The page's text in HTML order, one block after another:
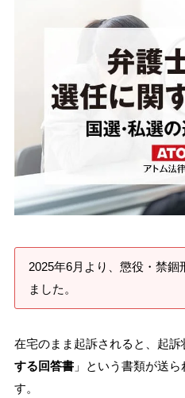
でお困りの方
刑事事件の無料相談
接見・面会を弁護士に
刑事事件を示談で解
アトムについて知りたい
弁護士費用
2025年6月より、懲役・禁錮
ました。
在宅のまま起訴されると、起訴
する回答書」という書類が送ら
す。